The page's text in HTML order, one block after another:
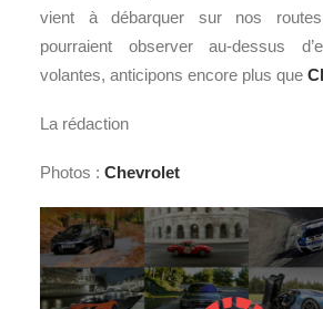
vient à débarquer sur nos
pourraient observer au-dessus
volantes, anticipons encore plus que
La rédaction
Photos : Chevrolet